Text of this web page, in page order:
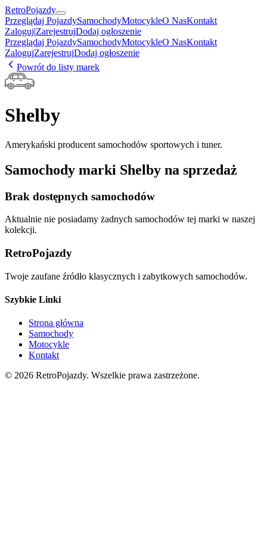
RetroPojazdy
Przeglądaj PojazdySamochodyMotocykleO NasKontakt
Zaloguj|ZarejestrujDodaj ogłoszenie
Przeglądaj PojazdySamochodyMotocykleO NasKontakt
ZalogujZarejestrujDodaj ogłoszenie
Powrót do listy marek
Shelby
Amerykański producent samochodów sportowych i tuner.
Samochody marki Shelby na sprzedaż
Brak dostępnych samochodów
Aktualnie nie posiadamy żadnych samochodów tej marki w naszej
kolekcji.
RetroPojazdy
Twoje zaufane źródło klasycznych i zabytkowych samochodów.
Szybkie Linki
Strona główna
Samochody
Motocykle
Kontakt
© 2026 RetroPojazdy. Wszelkie prawa zastrzeżone.